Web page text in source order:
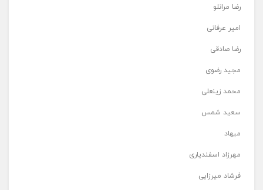
رضا مرانلو
امیر عرفانی
رضا صادقی
مجید رضوی
محمد زینعلی
سعید شمس
میهاد
مهرزاد اسفندیاری
فرشاد میرزایی